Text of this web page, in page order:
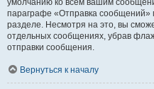
умолчанию ко всем вашим
параграфе «Отправка сообщений»
разделе. Несмотря на это, вы
отдельных сообщениях, убрав
отправки сообщения.
Вернуться к началу